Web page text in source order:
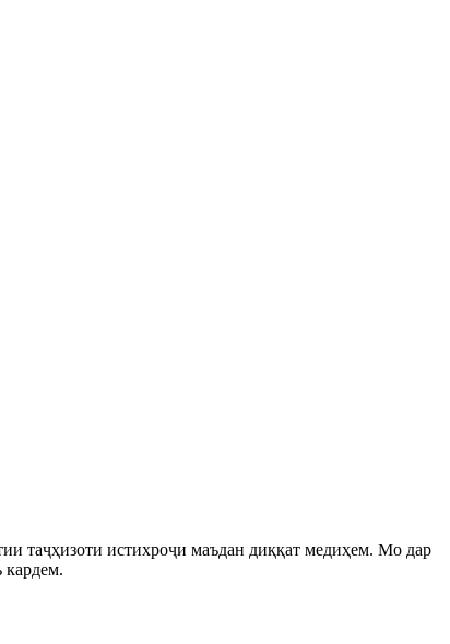
таҷҳизоти истихроҷи маъдан диққат медиҳем. Мо дар
кардем.